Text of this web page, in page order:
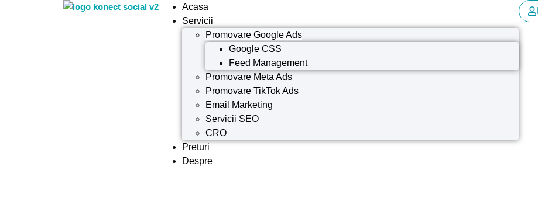
Acasa
Servicii
Promovare Google Ads
Google CSS
Feed Management
Promovare Meta Ads
Promovare TikTok Ads
Email Marketing
Servicii SEO
CRO
Preturi
Despre